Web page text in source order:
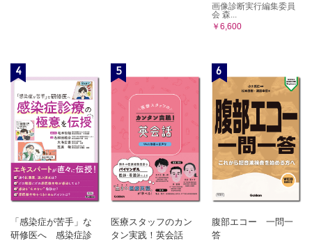
画像診断実行編集委員
会 森...
￥6,600
4
「感染症が苦手」な
研修医へ 感染症診
5
医療スタッフのカン
タン実践！英会話
6
腹部エコー 一問一
答